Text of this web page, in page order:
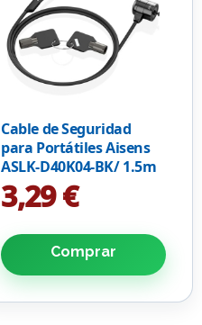
Cable de Seguridad
para Portátiles Aisens
ASLK-D40K04-BK/ 1.5m
3,29 €
Comprar